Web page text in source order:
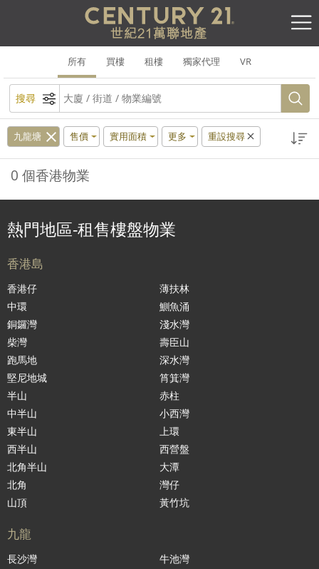
所有 買樓 租樓 獨家代理 VR
搜尋
九龍塘 售價 實用面積 更多 重設搜尋
0 個香港物業
熱門地區-租售樓盤物業
香港島
香港仔
中環
銅鑼灣
柴灣
跑馬地
堅尼地城
半山
中半山
東半山
西半山
北角半山
北角
山頂
薄扶林
鰂魚涌
淺水灣
壽臣山
深水灣
筲箕灣
赤柱
小西灣
上環
西營盤
大潭
灣仔
黃竹坑
九龍
長沙灣
牛池灣